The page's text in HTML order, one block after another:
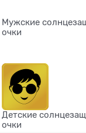
Мужские
очки
Детские
очки